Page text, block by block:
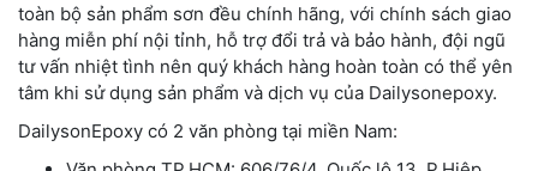
toàn bộ sản phẩm sơn đều chính hãng, với chính sách giao
hàng miễn phí nội tỉnh, hỗ trợ đổi trả và bảo hành, đội ngũ
tư vấn nhiệt tình nên quý khách hàng hoàn toàn có thể yên
tâm khi sử dụng sản phẩm và dịch vụ của Dailysonepoxy.
DailysonEpoxy có 2 văn phòng tại miền Nam: